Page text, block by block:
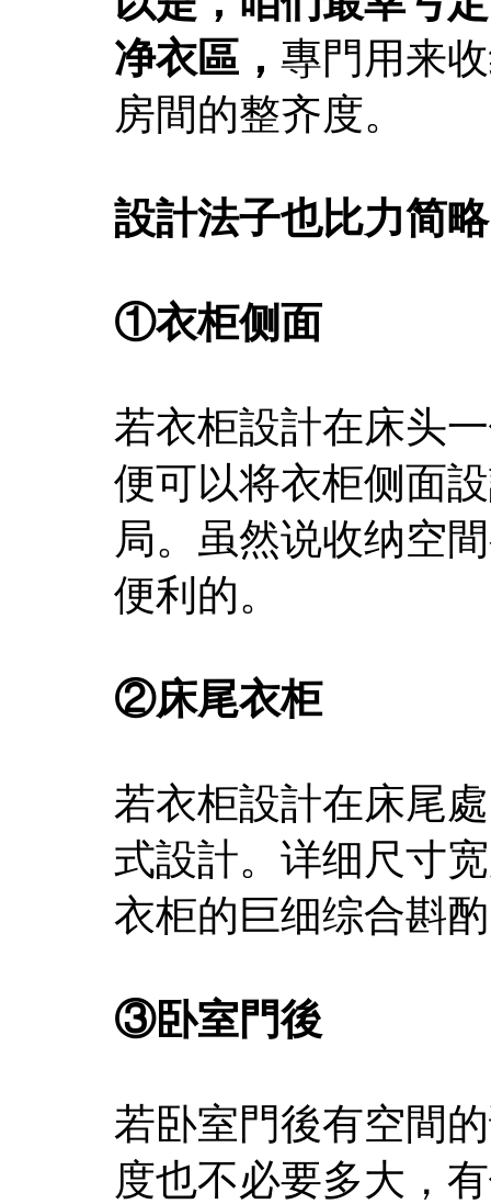
净衣區， 專門用来
房間的整齐度。
設計法子也比力简
①衣柜侧面
若衣柜設計在床头
便可以将衣柜侧面
局。虽然说收纳空
便利的。
②床尾衣柜
若衣柜設計在床尾
式設計。详细尺寸
衣柜的巨细综合斟
③卧室門後
若卧室門後有空間
度也不必要多大，